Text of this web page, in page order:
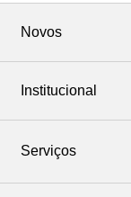
Novos
Corolla
Yaris Cross
Institucional
Institucional
Serviços